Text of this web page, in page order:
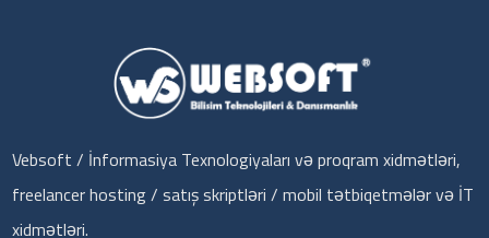
Vebsoft / İnformasiya Texnologiyaları və proqram xidmətləri,
freelancer hosting / satış skriptləri / mobil tətbiqetmələr və İT
xidmətləri.